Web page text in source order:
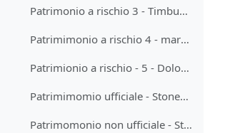
Patrimonio a rischio 3 - Timbuctu
Patrimimonio a rischio 4 - marrakech piazza-jamaa-el-fna
Patrimionio a rischio - 5 - Dolomiti
Patrimimomio ufficiale - Stonehenge
Patrimomonio non ufficiale - Stonehenge